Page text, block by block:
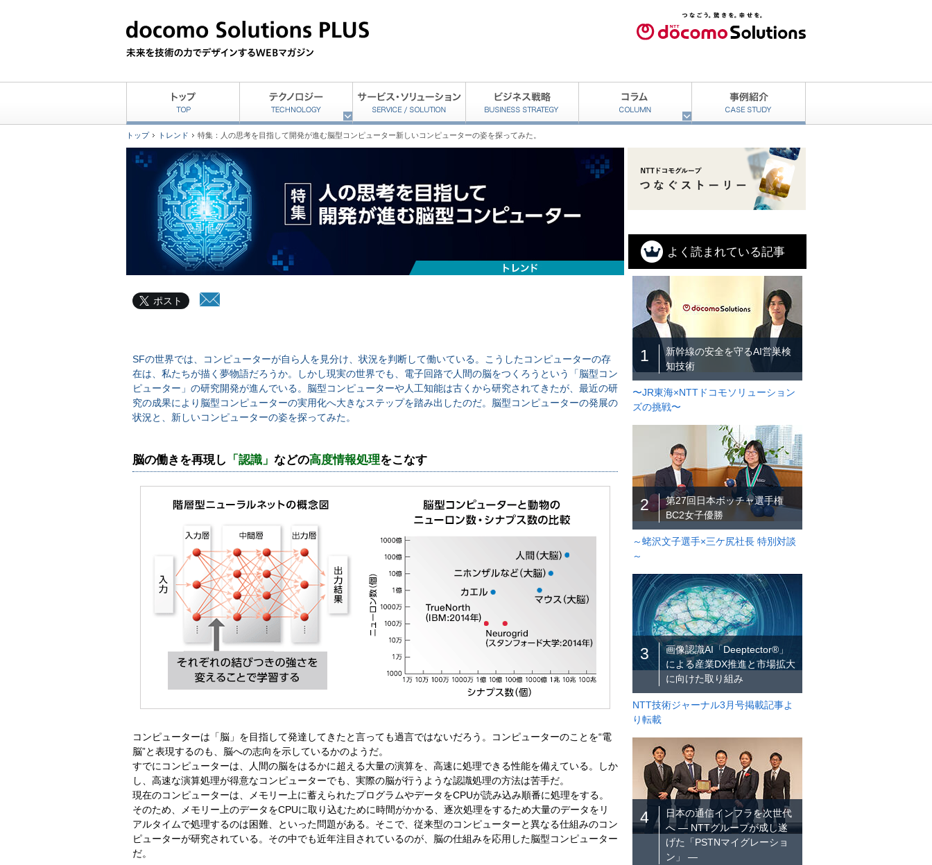
トップ トレンド 特集：人の思考を目指して開発が進む脳型コンピューター新しいコンピューターの姿を探ってみた。
ポスト
SFの世界では、コンピューターが自ら人を見分け、状況を判断して働いている。こうしたコンピューターの存
在は、私たちが描く夢物語だろうか。しかし現実の世界でも、電子回路で人間の脳をつくろうという「脳型コン
ピューター」の研究開発が進んでいる。脳型コンピューターや人工知能は古くから研究されてきたが、最近の研
究の成果により脳型コンピューターの実用化へ大きなステップを踏み出したのだ。脳型コンピューターの発展の
状況と、新しいコンピューターの姿を探ってみた。
脳の働きを再現し 「認識」 などの高度情報処理をこなす
コンピューターは「脳」を目指して発達してきたと言っても過言ではないだろう。コンピューターのことを“電
脳”と表現するのも、脳への志向を示しているかのようだ。
すでにコンピューターは、人間の脳をはるかに超える大量の演算を、高速に処理できる性能を備えている。しか
し、高速な演算処理が得意なコンピューターでも、実際の脳が行うような認識処理の方法は苦手だ。
現在のコンピューターは、メモリー上に蓄えられたプログラムやデータをCPUが読み込み順番に処理をする。
そのため、メモリー上のデータをCPUに取り込むために時間がかかる、逐次処理をするため大量のデータをリ
アルタイムで処理するのは困難、といった問題がある。そこで、従来型のコンピューターと異なる仕組みのコン
ピューターが研究されている。その中でも近年注目されているのが、脳の仕組みを応用した脳型コンピューター
だ。
よく読まれている記事
1
新幹線の安全を守るAI営巣検
知技術
〜JR東海×NTTドコモソリューション
ズの挑戦〜
2
第27回日本ボッチャ選手権
BC2女子優勝
～蛯沢文子選手×三ケ尻社長 特別対談
～
3
画像認識AI「Deeptector®」
による産業DX推進と市場拡大
に向けた取り組み
NTT技術ジャーナル3月号掲載記事よ
り転載
4
日本の通信インフラを次世代
へ ― NTTグループが成し遂
げた「PSTNマイグレーショ
ン」 ―